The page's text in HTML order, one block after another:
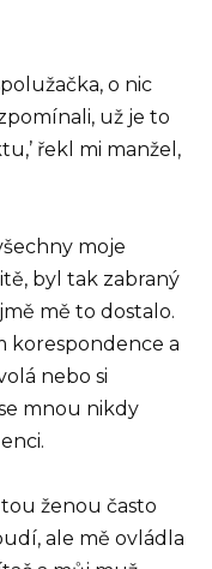
o nic
už je to
řekl mi manžel,
moje
byl tak zabraný
mě to dostalo.
korespondence a
nebo si
mnou nikdy
tou ženou často
ale mě ovládla